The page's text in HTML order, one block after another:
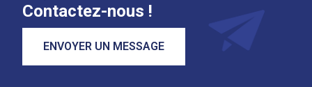
Contactez-nous !
ENVOYER UN MESSAGE